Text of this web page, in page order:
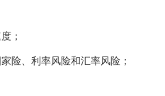
；
险、利率风险和汇率风险；